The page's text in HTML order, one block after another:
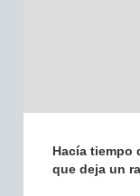
Hacía tiempo
que deja un